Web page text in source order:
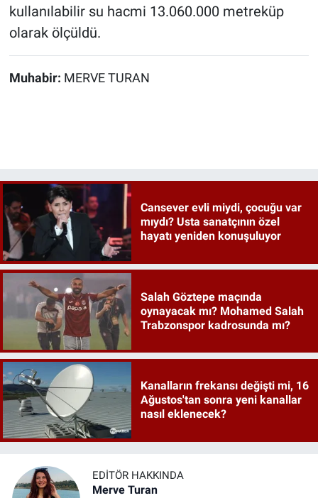
kullanılabilir su hacmi 13.060.000 metreküp
olarak ölçüldü.
Muhabir: MERVE TURAN
Cansever evli miydi, çocuğu var
mıydı? Usta sanatçının özel
hayatı yeniden konuşuluyor
Salah Göztepe maçında
oynayacak mı? Mohamed Salah
Trabzonspor kadrosunda mı?
Kanalların frekansı değişti mi, 16
Ağustos'tan sonra yeni kanallar
nasıl eklenecek?
EDITÖR HAKKINDA
Merve Turan